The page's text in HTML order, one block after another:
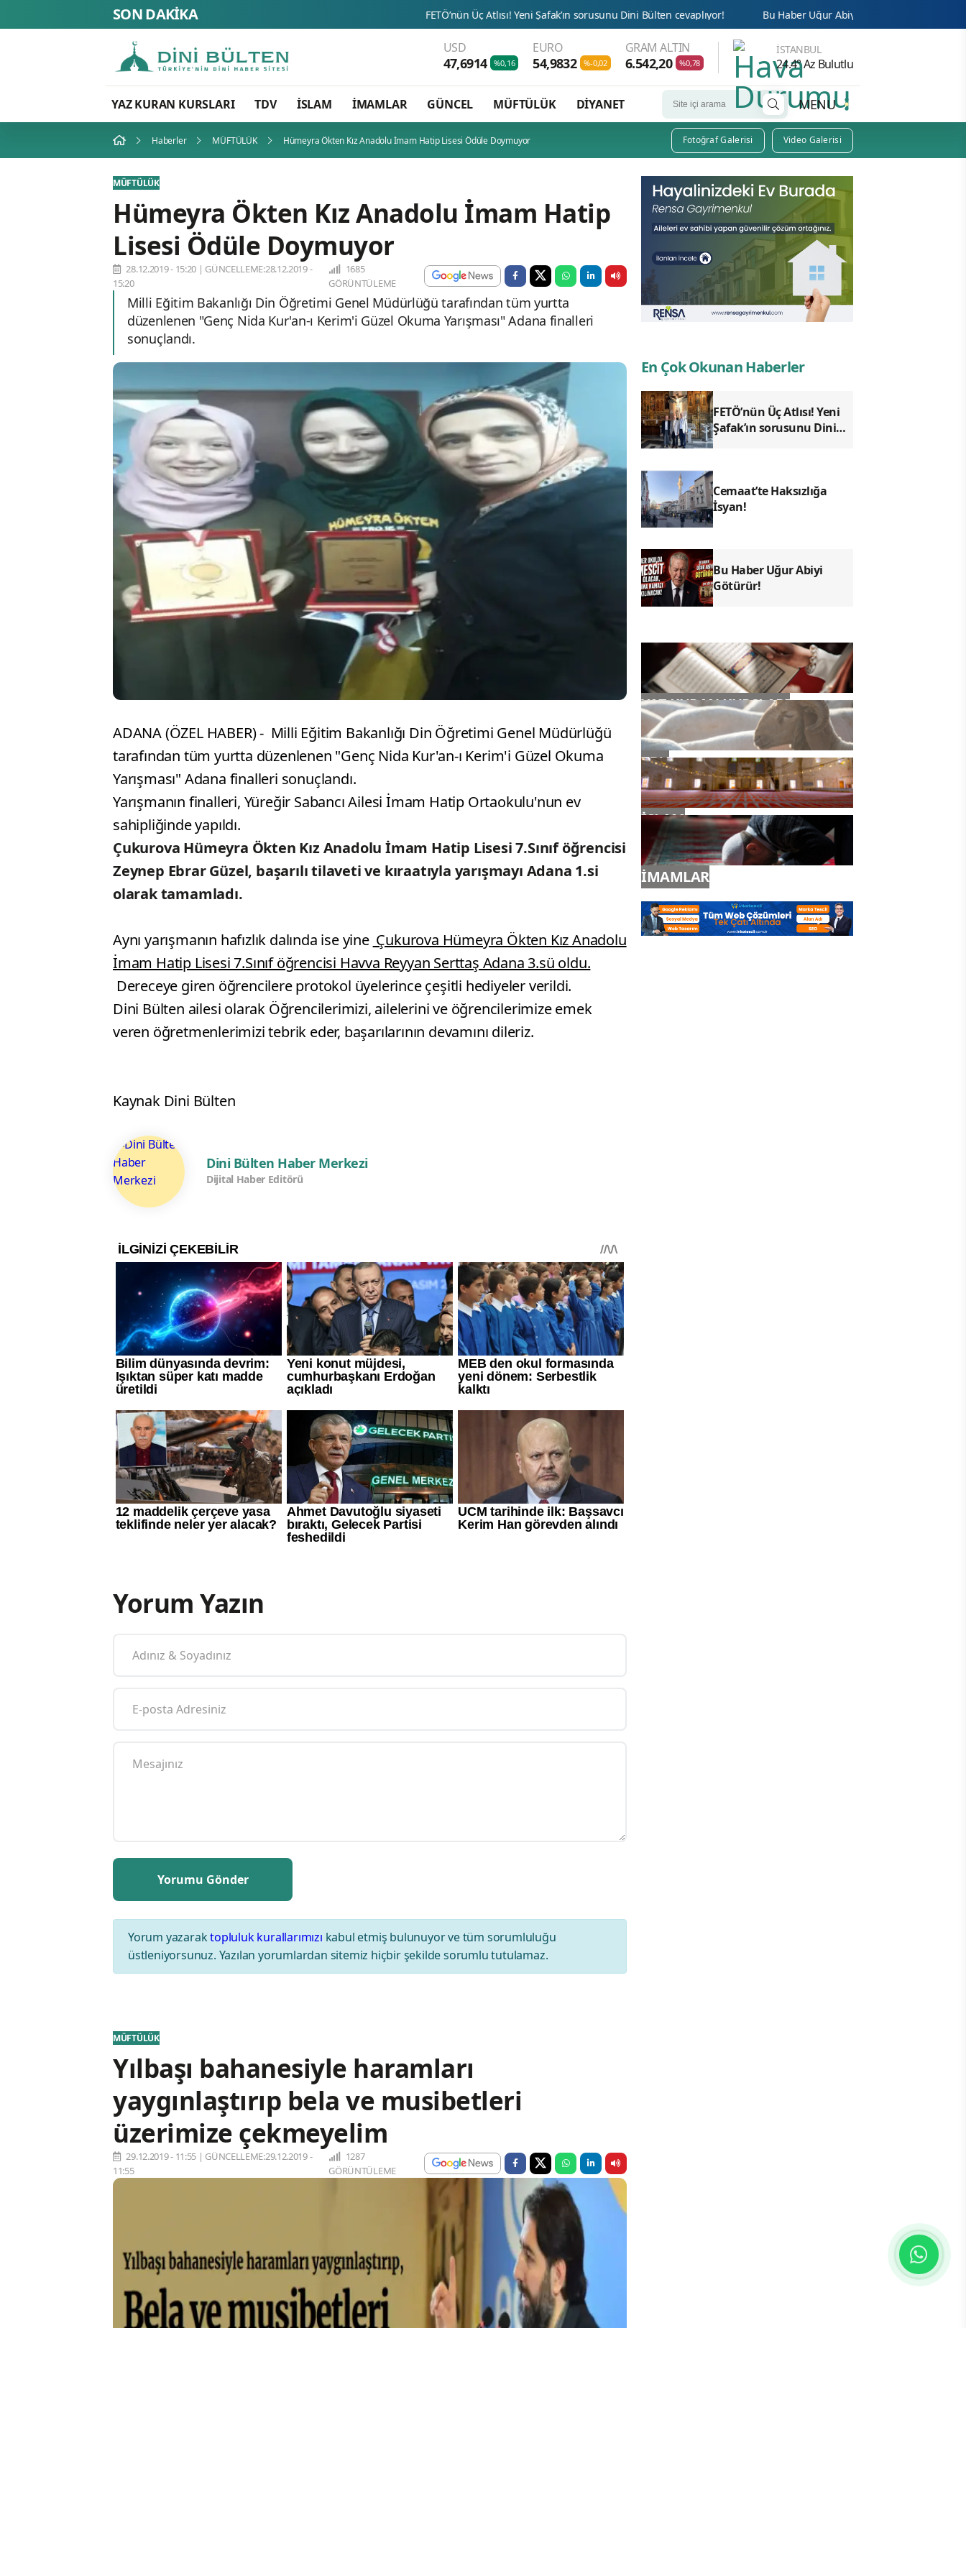
SON DAKİKA FETÖ’nün Üç Atlısı! Yeni Şafak’ın sorusunu Dini Bülten cevaplıyor! Bu Haber Uğur Abiyi Götürür!
USD
47,6914 %0,16
EURO
54,9832 %-0,02
GRAM ALTIN
6.542,20 %0,78
İSTANBUL
24.4° Az Bulutlu
YAZ KURAN KURSLARI TDV İSLAM İMAMLAR GÜNCEL MÜFTÜLÜK DİYANET MENU
Haberler MÜFTÜLÜK Hümeyra Ökten Kız Anadolu İmam Hatip Lisesi Ödüle Doymuyor Fotoğraf Galerisi Video Galerisi
MÜFTÜLÜK
Hümeyra Ökten Kız Anadolu İmam Hatip
Lisesi Ödüle Doymuyor
28.12.2019 - 15:20 | GÜNCELLEME:28.12.2019 -
15:20
1685
GÖRÜNTÜLEME
Milli Eğitim Bakanlığı Din Öğretimi Genel Müdürlüğü tarafından tüm yurtta
düzenlenen "Genç Nida Kur'an-ı Kerim'i Güzel Okuma Yarışması" Adana finalleri
sonuçlandı.
ADANA (ÖZEL HABER) - Milli Eğitim Bakanlığı Din Öğretimi Genel Müdürlüğü
tarafından tüm yurtta düzenlenen "Genç Nida Kur'an-ı Kerim'i Güzel Okuma
Yarışması" Adana finalleri sonuçlandı.
Yarışmanın finalleri, Yüreğir Sabancı Ailesi İmam Hatip Ortaokulu'nun ev
sahipliğinde yapıldı.
Çukurova Hümeyra Ökten Kız Anadolu İmam Hatip Lisesi 7.Sınıf öğrencisi
Zeynep Ebrar Güzel, başarılı tilaveti ve kıraatıyla yarışmayı Adana 1.si
olarak tamamladı.
Aynı yarışmanın hafızlık dalında ise yine Çukurova Hümeyra Ökten Kız Anadolu
İmam Hatip Lisesi 7.Sınıf öğrencisi Havva Reyyan Serttaş Adana 3.sü oldu.
Dereceye giren öğrencilere protokol üyelerince çeşitli hediyeler verildi.
Dini Bülten ailesi olarak Öğrencilerimizi, ailelerini ve öğrencilerimize emek
veren öğretmenlerimizi tebrik eder, başarılarının devamını dileriz.
Kaynak Dini Bülten
Dini Bülten Haber Merkezi
Dijital Haber Editörü
Yorum Yazın
Yorum yazaraktopluluk kurallarımızı kabul etmiş bulunuyor ve tüm sorumluluğu
üstleniyorsunuz. Yazılan yorumlardan sitemiz hiçbir şekilde sorumlu tutulamaz.
MÜFTÜLÜK
Yılbaşı bahanesiyle haramları
yaygınlaştırıp bela ve musibetleri
üzerimize çekmeyelim
29.12.2019 - 11:55 | GÜNCELLEME:29.12.2019 -
11:55
1287
GÖRÜNTÜLEME
En Çok Okunan Haberler
FETÖ’nün Üç Atlısı! Yeni
Şafak’ın sorusunu Dini
Cemaat’te Haksızlığa
İsyan!
Bu Haber Uğur Abiyi
Götürür!
YAZ KURAN KURSLARI
TDV
İSLAM
İMAMLAR